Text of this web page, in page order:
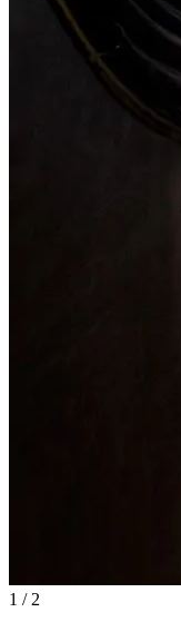
1 / 2